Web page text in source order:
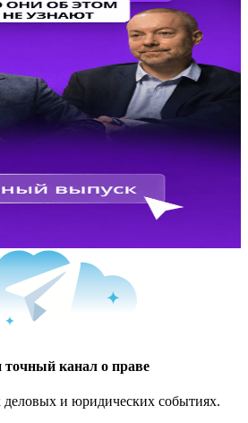
канал о праве
и юридических событиях.